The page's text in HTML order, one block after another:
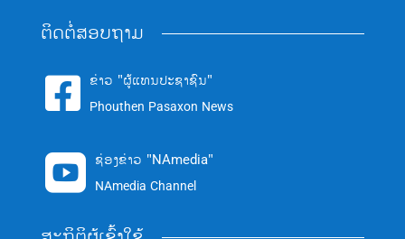
ຕິດຕໍ່ສອບຖາມ
 ຂ່າວ "ຜູ້ແທນປະຊາຊົນ"
Phouthen Pasaxon News
 ຊ່ອງຂ່າວ "NAmedia"
NAmedia Channel